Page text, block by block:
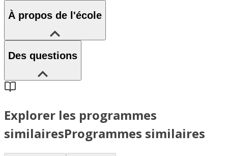
À propos de l'école
Des questions
Explorer les programmes
similairesProgrammes similaires